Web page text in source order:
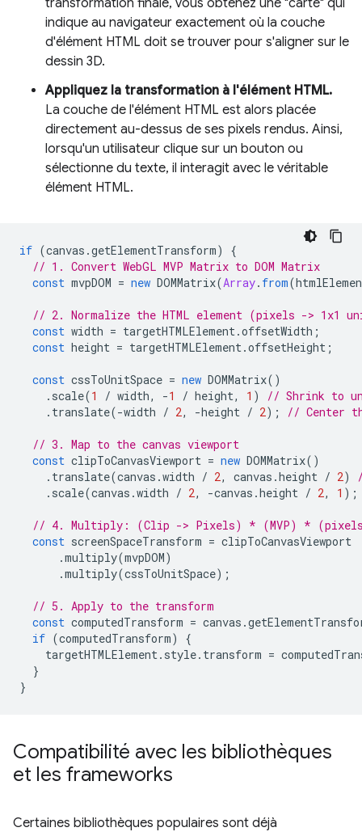
transformation finale, vous obtenez une "carte" qui
indique au navigateur exactement où la couche
d'élément HTML doit se trouver pour s'aligner sur le
dessin 3D.
Appliquez la transformation à l'élément HTML.
La couche de l'élément HTML est alors placée
directement au-dessus de ses pixels rendus. Ainsi,
lorsqu'un utilisateur clique sur un bouton ou
sélectionne du texte, il interagit avec le véritable
élément HTML.
if (canvas .getElementTransform)
{
// 1. Convert WebGL MVP Matrix to DOM Matrix
const mvpDOM = new DOMMatrix(Array. from(
// 2. Normalize the HTML element (pixels -> 1x1
const width = targetHTMLElement.offsetWidth ;
const height = targetHTMLElement.offsetHeight ;
const cssToUnitSpace = new DOMMatrix()
. scale(1 / width, -1 / height, 1 )
// Shrink to
. translate(-width / 2, -height / 2); // Center
// 3. Map to the canvas viewport
const clipToCanvasViewport = new DOMMatrix()
. translate(canvas .width / 2, canvas .height / 2)
. scale(canvas .width / 2, -canvas .height / 2, 1 );
// 4. Multiply: (Clip -> Pixels) * (MVP) *
const screenSpaceTransform = clipToCanvasViewport
.multiply(mvpDOM)
.multiply(cssToUnitSpace);
// 5. Apply to the transform
const computedTransform = canvas .
if (computedTransform)
{
targetHTMLElement. style. transform =
}
}
Compatibilité avec les bibliothèques
et les frameworks
Certaines bibliothèques populaires sont déjà